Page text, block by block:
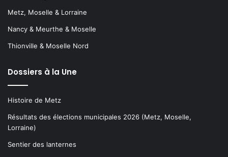
Metz, Moselle & Lorraine
Nancy & Meurthe & Moselle
Thionville & Moselle Nord
Dossiers à la Une
Histoire de Metz
Résultats des élections municipales 2026 (Metz, Moselle,
Lorraine)
Sentier des lanternes